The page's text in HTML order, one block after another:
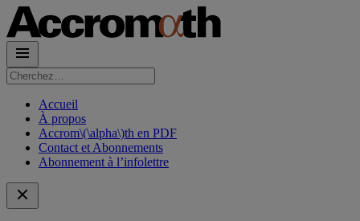
Rechercher :
Accueil
À propos
Accrom\(\alpha\)th en PDF
Contact et Abonnements
Abonnement à l’infolettre